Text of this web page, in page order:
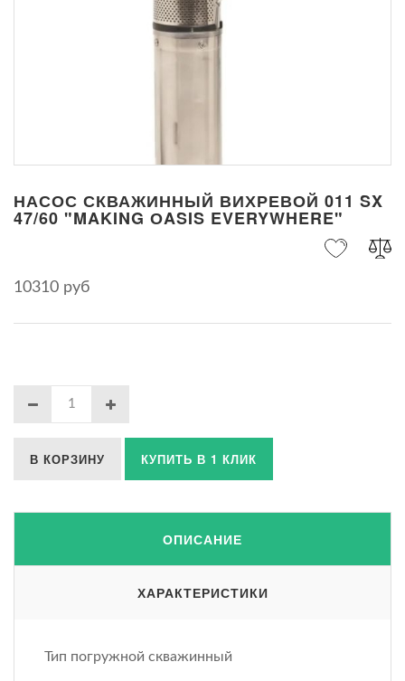
НАСОС СКВАЖИННЫЙ ВИХРЕВОЙ 011 SX
47/60 "MAKING ОASIS EVERYWHERE"
10310 руб
В КОРЗИНУ КУПИТЬ В 1 КЛИК
ОПИСАНИЕ
ХАРАКТЕРИСТИКИ
Тип погружной скважинный